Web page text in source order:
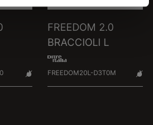
FREEDOM 2.0
BRACCIOLI L
FREEDOM20L-D3T0M